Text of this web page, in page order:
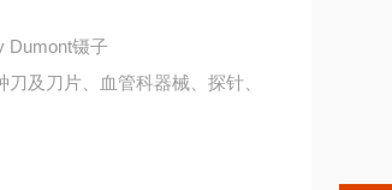
Dumont镊子
及刀片、血管科器械、探针、